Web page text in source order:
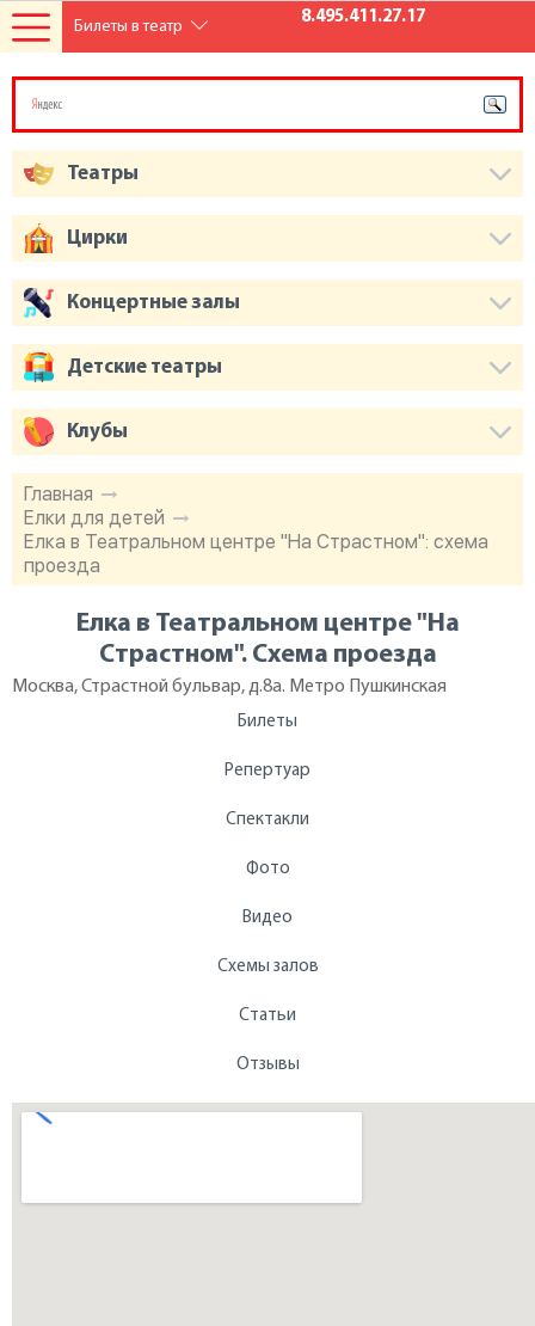
8.495.411.27.17
Главная
Елки для детей
Елка в Театральном центре "На Страстном": схема
проезда
Елка в Театральном центре "На
Страстном". Схема проезда
Москва, Страстной бульвар, д.8а. Метро Пушкинская
Билеты
Репертуар
Спектакли
Фото
Видео
Схемы залов
Статьи
Отзывы
Театры
Цирки
Концертные залы
Детские театры
Клубы
Билеты в театр